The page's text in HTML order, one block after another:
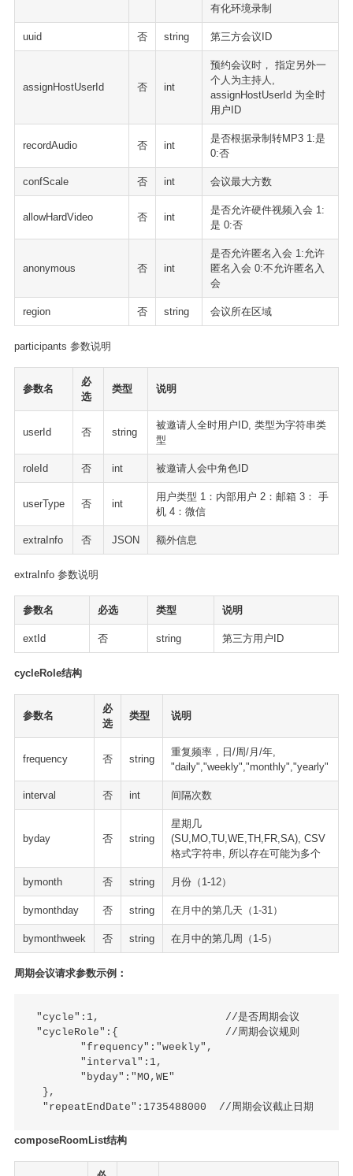
有化环境录制
uuid 否 string 第三方会议ID
assignHostUserId 否 int
预约会议时， 指定另外一
个人为主持人,
assignHostUserId 为全时
用户ID
recordAudio 否 int
是否根据录制转MP3 1:是
0:否
confScale 否 int 会议最大方数
allowHardVideo 否 int
是否允许硬件视频入会 1:
是 0:否
anonymous 否 int
是否允许匿名入会 1:允许
匿名入会 0:不允许匿名入
会
region 否 string 会议所在区域
participants 参数说明
参数名
必
选
类型 说明
userId 否 string
被邀请人全时用户ID, 类型为字符串类
型
roleId 否 int 被邀请人会中角色ID
userType 否 int
用户类型 1：内部用户 2：邮箱 3： 手
机 4：微信
extraInfo 否 JSON 额外信息
extraInfo 参数说明
参数名 必选 类型 说明
extId 否 string 第三方用户ID
cycleRole结构
参数名
必
选
类型 说明
frequency 否 string
重复频率，日/周/月/年,
"daily","weekly","monthly","yearly"
interval 否 int 间隔次数
byday 否 string
星期几
(SU,MO,TU,WE,TH,FR,SA), CSV
格式字符串, 所以存在可能为多个
bymonth 否 string 月份（1-12）
bymonthday 否 string 在月中的第几天（1-31）
bymonthweek 否 string 在月中的第几周（1-5）
周期会议请求参数示例：
"cycle":1,                    //是否周期会议
"cycleRole":{                 //周期会议规则
        "frequency":"weekly",
        "interval":1,
        "byday":"MO,WE"
  },
composeRoomList结构